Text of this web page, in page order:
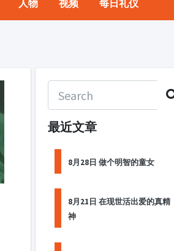
人物 视频 每日礼仪
最近文章
8月28日 做个明智的童女
8月21日 在现世活出爱的真精
神